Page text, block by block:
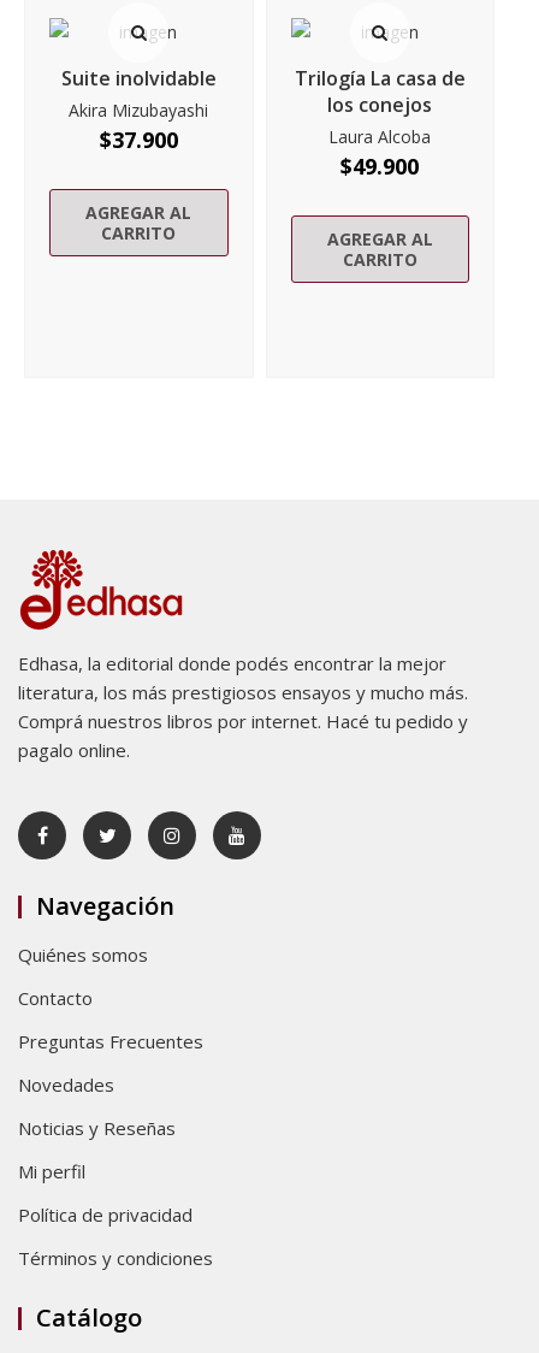
Suite inolvidable
Akira Mizubayashi
$37.900
AGREGAR AL
CARRITO
Trilogía La casa de
los conejos
Laura Alcoba
$49.900
AGREGAR AL
CARRITO
Edhasa, la editorial donde podés encontrar la mejor
literatura, los más prestigiosos ensayos y mucho más.
Comprá nuestros libros por internet. Hacé tu pedido y
pagalo online.
Navegación
Quiénes somos
Contacto
Preguntas Frecuentes
Novedades
Noticias y Reseñas
Mi perfil
Política de privacidad
Términos y condiciones
Catálogo